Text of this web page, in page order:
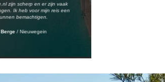
zijn scherp en er zijn vaak
Ik heb voor mijn reis een
bemachtigen.
/Nieuwegein